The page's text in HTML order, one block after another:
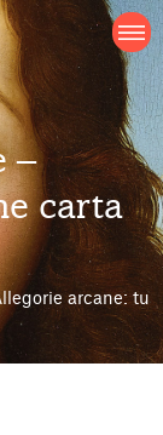
–
carta
arcane: tu